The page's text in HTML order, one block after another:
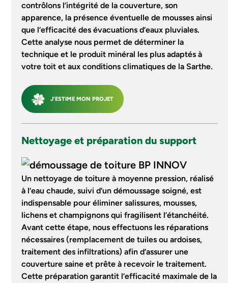
contrôlons l’intégrité de la couverture, son
apparence, la présence éventuelle de mousses ainsi
que l’efficacité des évacuations d’eaux pluviales.
Cette analyse nous permet de déterminer la
technique et le produit minéral les plus adaptés à
votre toit et aux conditions climatiques de la Sarthe.
J'ESTIME MON PROJET
Nettoyage et préparation du support
Un nettoyage de toiture à moyenne pression, réalisé
à l’eau chaude, suivi d’un démoussage soigné, est
indispensable pour éliminer salissures, mousses,
lichens et champignons qui fragilisent l’étanchéité.
Avant cette étape, nous effectuons les réparations
nécessaires (remplacement de tuiles ou ardoises,
traitement des infiltrations) afin d’assurer une
couverture saine et prête à recevoir le traitement.
Cette préparation garantit l’efficacité maximale de la